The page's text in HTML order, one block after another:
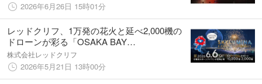
2026年6月26日 15時01分
レッドクリフ、1万発の花火と延べ2,000機の
ドローンが彩る「OSAKA BAY
SKYLUMINA」で6月6日に大阪・舞洲にてド
ローンショー実施
株式会社レッドクリフ
2026年5月21日 13時00分